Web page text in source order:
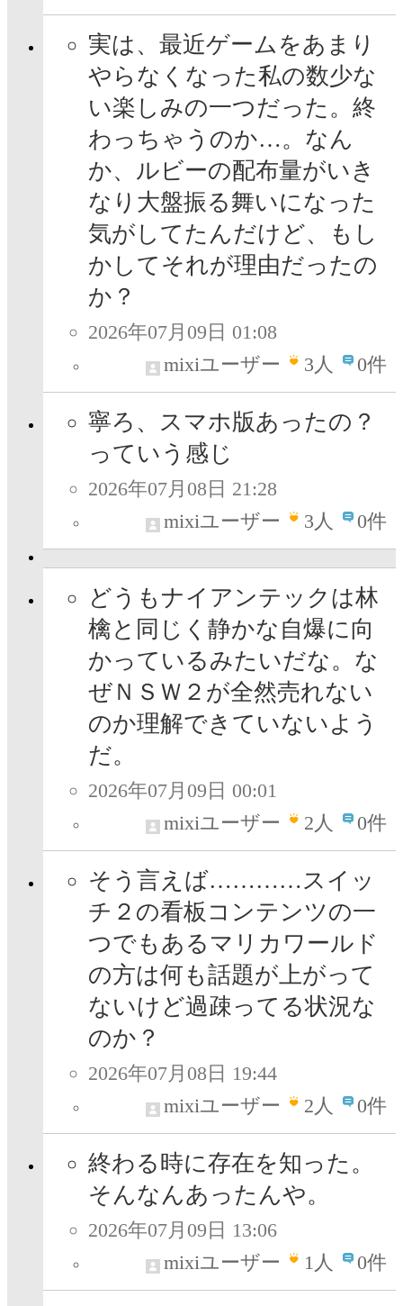
実は、最近ゲームをあまり
やらなくなった私の数少な
い楽しみの一つだった。終
わっちゃうのか…。なん
か、ルビーの配布量がいき
なり大盤振る舞いになった
気がしてたんだけど、もし
かしてそれが理由だったの
か？
2026年07月09日 01:08
mixiユーザー
3人 0件
寧ろ、スマホ版あったの？
っていう感じ
2026年07月08日 21:28
mixiユーザー
3人 0件
どうもナイアンテックは林
檎と同じく静かな自爆に向
かっているみたいだな。な
ぜＮＳＷ２が全然売れない
のか理解できていないよう
だ。
2026年07月09日 00:01
mixiユーザー
2人 0件
そう言えば…………スイッ
チ２の看板コンテンツの一
つでもあるマリカワールド
の方は何も話題が上がって
ないけど過疎ってる状況な
のか？
2026年07月08日 19:44
mixiユーザー
2人 0件
終わる時に存在を知った。
そんなんあったんや。
2026年07月09日 13:06
mixiユーザー
1人 0件